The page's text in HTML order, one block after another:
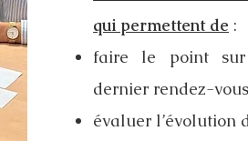
qui permettent de :
faire le point
dernier rendez-vous
évaluer l’évolution